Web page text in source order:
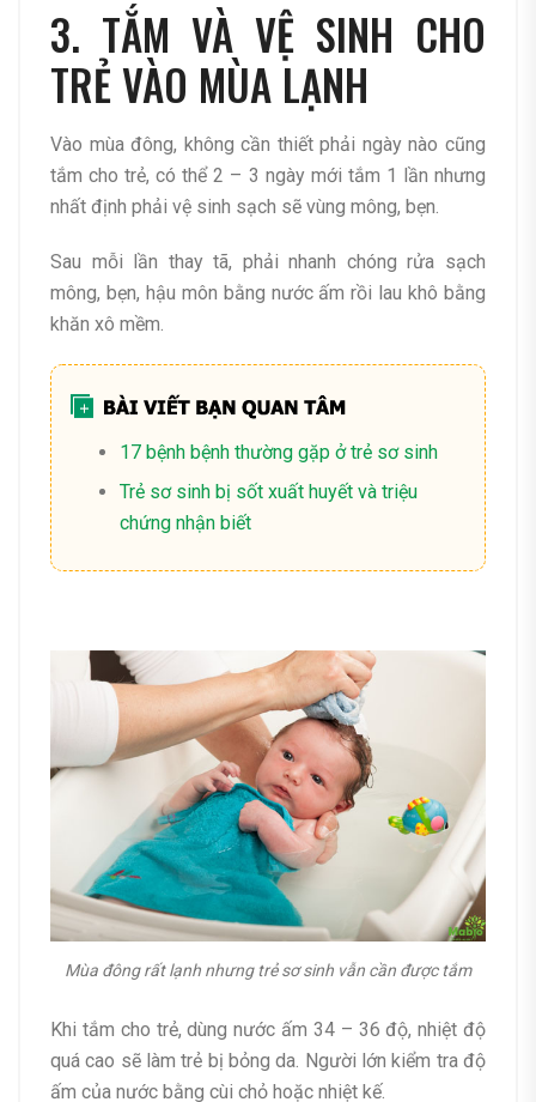
3. TẮM VÀ VỆ SINH CHO
TRẺ VÀO MÙA LẠNH
Vào mùa đông, không cần thiết phải ngày nào cũng
tắm cho trẻ, có thể 2 – 3 ngày mới tắm 1 lần nhưng
nhất định phải vệ sinh sạch sẽ vùng mông, bẹn.
Sau mỗi lần thay tã, phải nhanh chóng rửa sạch
mông, bẹn, hậu môn bằng nước ấm rồi lau khô bằng
khăn xô mềm.
17 bệnh bệnh thường gặp ở trẻ sơ sinh
Trẻ sơ sinh bị sốt xuất huyết và triệu
chứng nhận biết
Mùa đông rất lạnh nhưng trẻ sơ sinh vẫn cần được tắm
Khi tắm cho trẻ, dùng nước ấm 34 – 36 độ, nhiệt độ
quá cao sẽ làm trẻ bị bỏng da. Người lớn kiểm tra độ
ấm của nước bằng cùi chỏ hoặc nhiệt kế.